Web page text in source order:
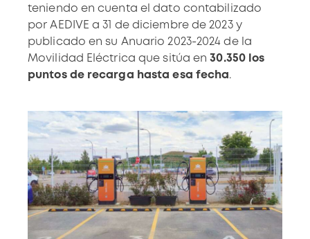
teniendo en cuenta el dato contabilizado
porAEDIVE a31 de diciembre de 2023 y
publicado en su Anuario 2023-2024 de la
Movilidad Eléctrica que sitúa en30.350 los
puntos de recarga hasta esa fecha.